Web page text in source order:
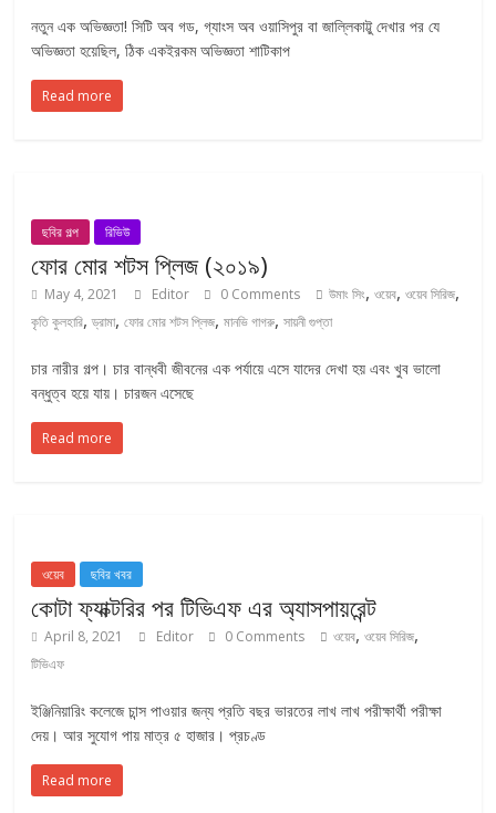
নতুন এক অভিজ্ঞতা! সিটি অব গড, গ্যাংস অব ওয়াসিপুর বা জাল্লিকাট্টু দেখার পর যে
অভিজ্ঞতা হয়েছিল, ঠিক একইরকম অভিজ্ঞতা শাটিকাপ
Read more
ছবির গল্প রিভিউ
ফোর মোর শটস প্লিজ (২০১৯)
May 4, 2021 Editor 0 Comments উমাং সিং,ওয়েব,ওয়েব সিরিজ,
কৃতি কুলহারি,ড্রামা,ফোর মোর শটস প্লিজ,মানভি গাগরু,সায়নী গুপ্তা
চার নারীর গল্প। চার বান্ধবী জীবনের এক পর্যায়ে এসে যাদের দেখা হয় এবং খুব ভালো
বন্ধুত্ব হয়ে যায়। চারজন এসেছে
Read more
ওয়েব ছবির খবর
কোটা ফ্যাক্টরির পর টিভিএফ এর অ্যাসপায়রেন্ট
April 8, 2021 Editor 0 Comments ওয়েব,ওয়েব সিরিজ,
টিভিএফ
ইঞ্জিনিয়ারিং কলেজে চান্স পাওয়ার জন্য প্রতি বছর ভারতের লাখ লাখ পরীক্ষার্থী পরীক্ষা
দেয়। আর সুযোগ পায় মাত্র ৫ হাজার। প্রচণ্ড
Read more